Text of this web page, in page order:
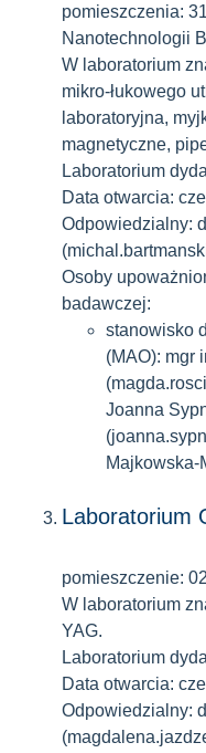
pomieszczenia:
Nanotechnologii B
W laboratorium
mikro-łukowego
laboratoryjna,
magnetyczne,
Laboratorium
Data otwarcia:
Odpowiedzialny:
Osoby
badawczej:
stanowisko
(MAO): mgr
Joanna
Majkowska-
Laboratorium
pomieszczenie:
W laboratorium
YAG.
Laboratorium
Data otwarcia:
Odpowiedzialny: